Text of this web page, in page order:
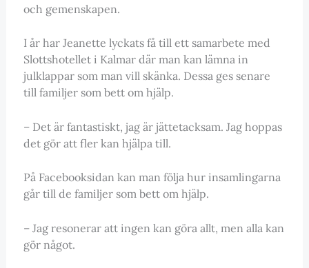
och gemenskapen.
I år har Jeanette lyckats få till ett samarbete med
Slottshotellet i Kalmar där man kan lämna in
julklappar som man vill skänka. Dessa ges senare
till familjer som bett om hjälp.
– Det är fantastiskt, jag är jättetacksam. Jag hoppas
det gör att fler kan hjälpa till.
På Facebooksidan kan man följa hur insamlingarna
går till de familjer som bett om hjälp.
– Jag resonerar att ingen kan göra allt, men alla kan
gör något.